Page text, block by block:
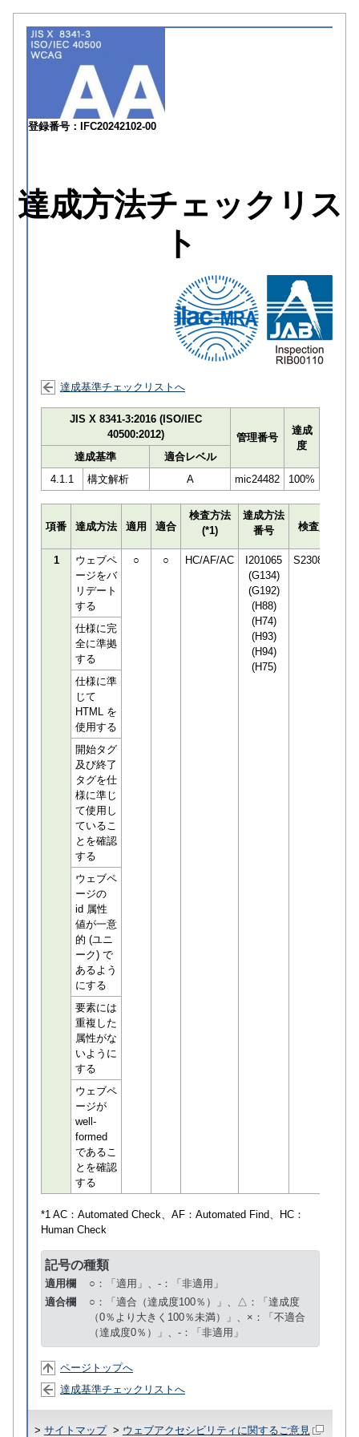
登録番号：IFC20242102-00
達成方法チェックリス
ト
達成基準チェックリストへ
JIS X 8341-3:2016 (ISO/IEC
40500:2012)
管理番号
達成
度
達成基準
適合レベル
4.1.1
構文解析 A mic24482 100%
項番 達成方法 適用 適合
検査方法
(*1)
達成方法
番号
検査員
1
ウェブペ
ージをバ
リデート
する
○ ○ HC/AF/AC
I201065
(G134)
(G192)
(H88)
(H74)
(H93)
(H94)
(H75)
S230850
仕様に完
全に準拠
する
仕様に準
じて
HTML を
使用する
開始タグ
及び終了
タグを仕
様に準じ
て使用し
ているこ
とを確認
する
ウェブペ
ージの
id 属性
値が一意
的 (ユニ
ーク) で
あるよう
にする
要素には
重複した
属性がな
いように
する
ウェブペ
ージが
well-
formed
であるこ
とを確認
する
*1 AC： Automated Check、AF： Automated Find、HC：
Human Check
記号の種類
適用欄
○：「適用」、-：「非適用」
適合欄
○：「適合（達成度100％）」、△：「達成度
（0％より大きく100％未満）」、×：「不適合
（達成度0％）」、-：「非適用」
ページトップへ
達成基準チェックリストへ
> サイトマップ> ウェブアクセシビリティに関するご意見